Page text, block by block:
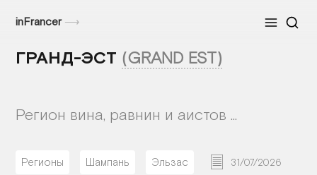
inFrancer⟶ Меню
ГРАНД-ЭСТ (GRAND EST)
Регион вина, равнин и аистов ...
Регионы Шампань Эльзас 31/07/2026